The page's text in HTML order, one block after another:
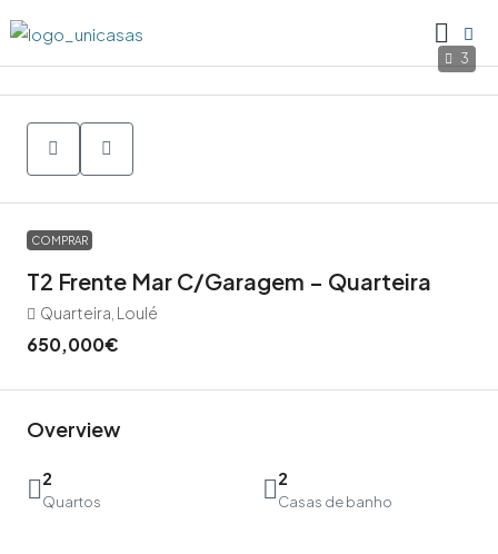
3
COMPRAR
T2 Frente Mar C/garagem – Quarteira
Quarteira, Loulé
650,000€
Overview
2
Quartos
2
Casas de banho